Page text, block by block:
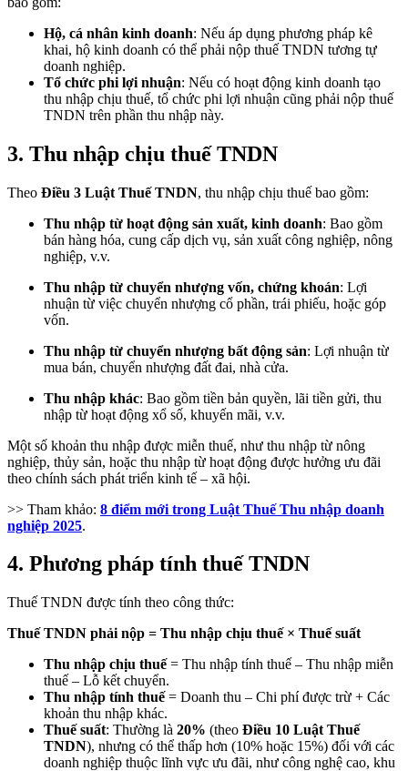
Hộ, cá nhân kinh doanh: Nếu áp dụng phương pháp kê
khai, hộ kinh doanh có thể phải nộp thuế TNDN tương tự
doanh nghiệp.
Tổ chức phi lợi nhuận: Nếu có hoạt động kinh doanh tạo
thu nhập chịu thuế, tổ chức phi lợi nhuận cũng phải nộp thuế
TNDN trên phần thu nhập này.
3. Thu nhập chịu thuế TNDN
Theo Điều 3 Luật Thuế TNDN, thu nhập chịu thuế bao gồm:
Thu nhập từ hoạt động sản xuất, kinh doanh: Bao gồm
bán hàng hóa, cung cấp dịch vụ, sản xuất công nghiệp, nông
nghiệp, v.v.
Thu nhập từ chuyển nhượng vốn, chứng khoán: Lợi
nhuận từ việc chuyển nhượng cổ phần, trái phiếu, hoặc góp
vốn.
Thu nhập từ chuyển nhượng bất động sản: Lợi nhuận từ
mua bán, chuyển nhượng đất đai, nhà cửa.
Thu nhập khác: Bao gồm tiền bản quyền, lãi tiền gửi, thu
nhập từ hoạt động xổ số, khuyến mãi, v.v.
Một số khoản thu nhập được miễn thuế, như thu nhập từ nông
nghiệp, thủy sản, hoặc thu nhập từ hoạt động được hưởng ưu đãi
theo chính sách phát triển kinh tế – xã hội.
>> Tham khảo: 8 điểm mới trong Luật Thuế Thu nhập doanh
nghiệp 2025.
4. Phương pháp tính thuế TNDN
Thuế TNDN được tính theo công thức:
Thuế TNDN phải nộp = Thu nhập chịu thuế × Thuế suất
Thu nhập chịu thuế= Thu nhập tính thuế – Thu nhập miễn
thuế – Lỗ kết chuyển.
Thu nhập tính thuế= Doanh thu – Chi phí được trừ + Các
khoản thu nhập khác.
Thuế suất: Thường là 20% (theo Điều 10 Luật Thuế
TNDN), nhưng có thể thấp hơn (10% hoặc 15%) đối với các
doanh nghiệp thuộc lĩnh vực ưu đãi, như công nghệ cao, khu